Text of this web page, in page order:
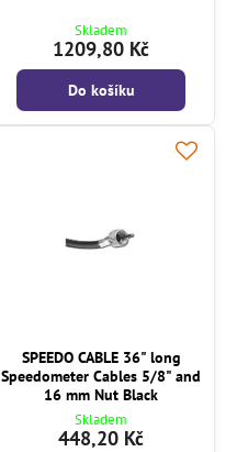
Skladem
1209,80 Kč
Do košíku
SPEEDO CABLE 36" long
Speedometer Cables 5/8" and
16 mm Nut Black
Skladem
448,20 Kč